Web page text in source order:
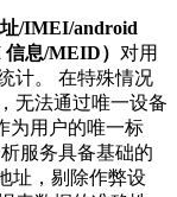
/IMEI/android
息/MEID） 对用
计。 在特殊情况
无法通过唯一设备
为用户的唯一标
服务具备基础的
址，剔除作弊设